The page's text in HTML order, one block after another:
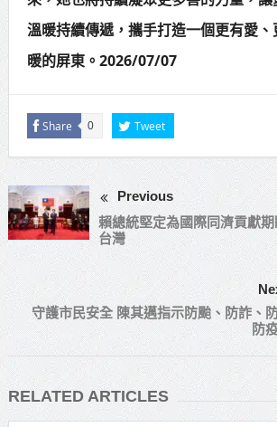
溫暖持續傳遞，攜手打造一個更有愛
暖的屏東。2026/07/07
Share 0 Tweet
Previous
賴總統堅定為國際同濟貢獻
台灣
守護市民安全 陳其邁指示防颱、防詐、
防
RELATED ARTICLES